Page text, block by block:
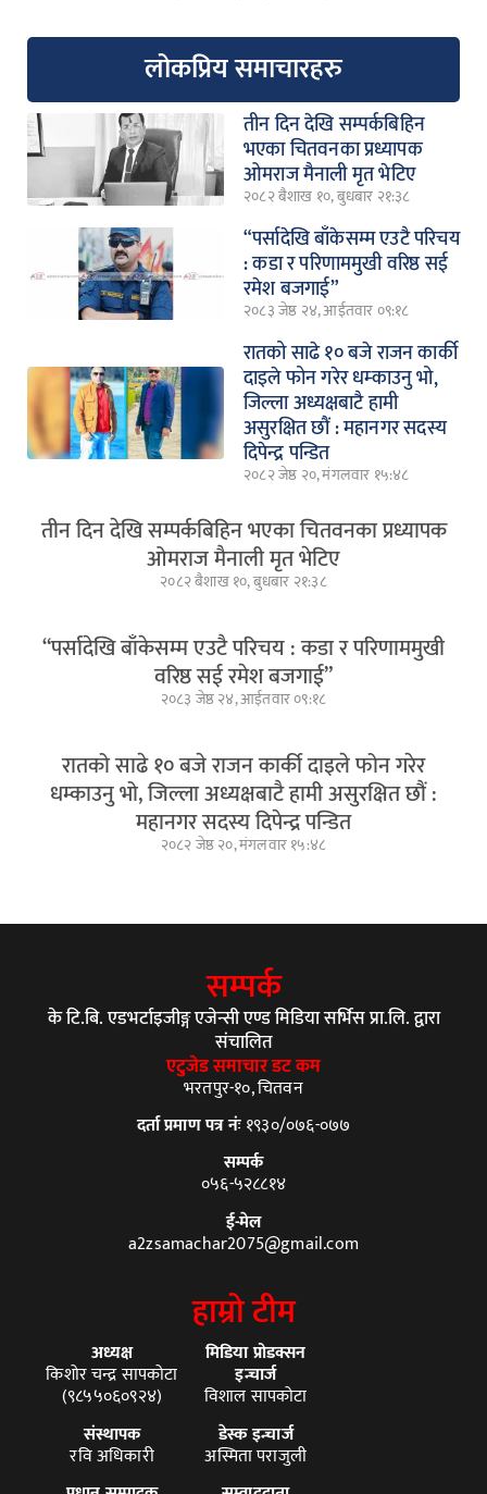
लोकप्रिय समाचारहरु
तीन दिन देखि सम्पर्कबिहिन
भएका चितवनका प्रध्यापक
ओमराज मैनाली मृत भेटिए
२०८२ बैशाख १०, बुधबार २१:३८
“पर्सादेखि बाँकेसम्म एउटै परिचय
: कडा र परिणाममुखी वरिष्ठ सई
रमेश बजगाई”
२०८३ जेष्ठ २४, आईतवार ०९:१८
रातको साढे १० बजे राजन कार्की
दाइले फोन गरेर धम्काउनु भो,
जिल्ला अध्यक्षबाटै हामी
असुरक्षित छौं : महानगर सदस्य
दिपेन्द्र पन्डित
२०८२ जेष्ठ २०, मंगलवार १५:४८
तीन दिन देखि सम्पर्कबिहिन भएका चितवनका प्रध्यापक
ओमराज मैनाली मृत भेटिए
२०८२ बैशाख १०, बुधबार २१:३८
“पर्सादेखि बाँकेसम्म एउटै परिचय : कडा र परिणाममुखी
वरिष्ठ सई रमेश बजगाई”
२०८३ जेष्ठ २४, आईतवार ०९:१८
रातको साढे १० बजे राजन कार्की दाइले फोन गरेर
धम्काउनु भो, जिल्ला अध्यक्षबाटै हामी असुरक्षित छौं :
महानगर सदस्य दिपेन्द्र पन्डित
२०८२ जेष्ठ २०, मंगलवार १५:४८
सम्पर्क
के टि.बि. एडभर्टाइजीङ्ग एजेन्सी एण्ड मिडिया सर्भिस प्रा.लि. द्वारा
संचालित
एटुजेड समाचार डट कम
भरतपुर-१०, चितवन
दर्ता प्रमाण पत्र नंः१९३०/०७६-०७७
सम्पर्क
०५६-५२८८१४
ई-मेल
a2zsamachar2075@gmail.com
हाम्रो टीम
अध्यक्ष
किशोर चन्द्र सापकोटा
(९८५५०६०९२४)
संस्थापक
रवि अधिकारी
मिडिया प्रोडक्सन
इन्चार्ज
विशाल सापकोटा
डेस्क इन्चार्ज
अस्मिता पराजुली